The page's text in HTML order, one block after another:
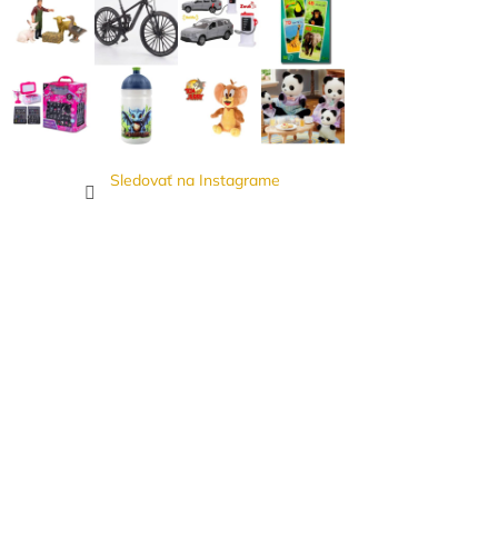
Sledovať na Instagrame